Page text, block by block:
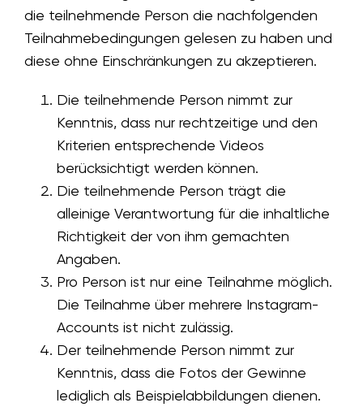
die teilnehmende Person die nachfolgenden
Teilnahmebedingungen gelesen zu haben und
diese ohne Einschränkungen zu akzeptieren.
Die teilnehmende Person nimmt zur
Kenntnis, dass nur rechtzeitige und den
Kriterien entsprechende Videos
berücksichtigt werden können.
Die teilnehmende Person trägt die
alleinige Verantwortung für die inhaltliche
Richtigkeit der von ihm gemachten
Angaben.
Pro Person ist nur eine Teilnahme möglich.
Die Teilnahme über mehrere Instagram-
Accounts ist nicht zulässig.
Der teilnehmende Person nimmt zur
Kenntnis, dass die Fotos der Gewinne
lediglich als Beispielabbildungen dienen.